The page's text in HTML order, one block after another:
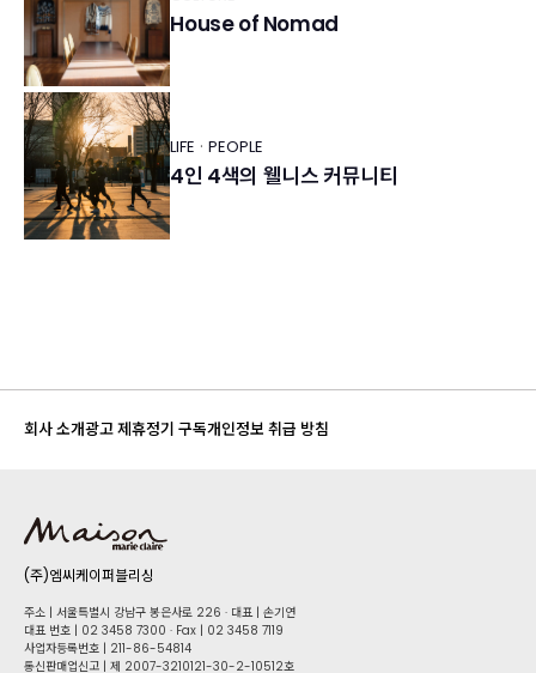
House of Nomad
LIFE · PEOPLE
4인 4색의 웰니스 커뮤니티
회사 소개광고 제휴정기 구독개인정보 취급 방침
(주)엠씨케이퍼블리싱
주소 | 서울특별시 강남구 봉은사로 226 · 대표 | 손기연
대표 번호 | 02 34​58 7300 · Fax | 02 34​58 7119
사업자등록번호 | 211-86-5​4814
통신판매업신고 | 제 2007-3210121-30-2-10512호